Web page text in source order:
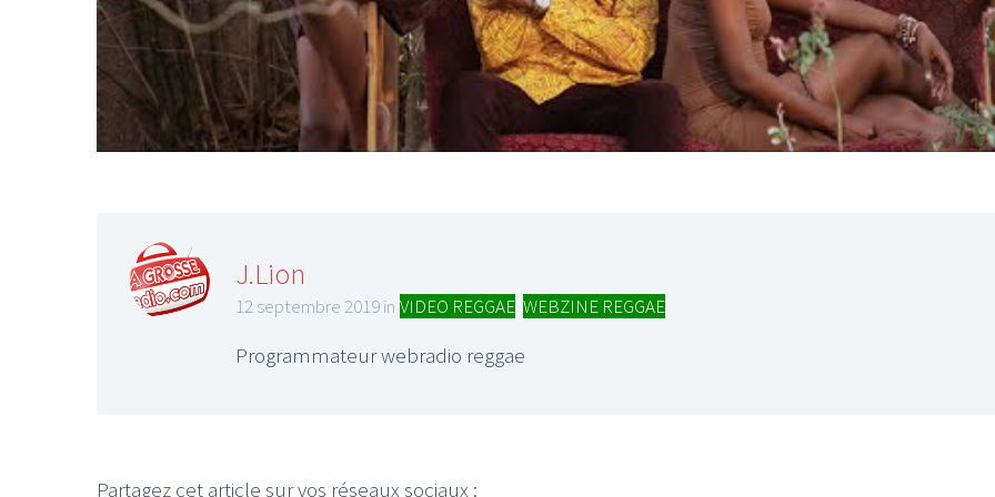
J.Lion
12 septembre 2019 in VIDEO REGGAE WEBZINE REGGAE
Programmateur webradio reggae
Partagez cet article sur vos réseaux sociaux :